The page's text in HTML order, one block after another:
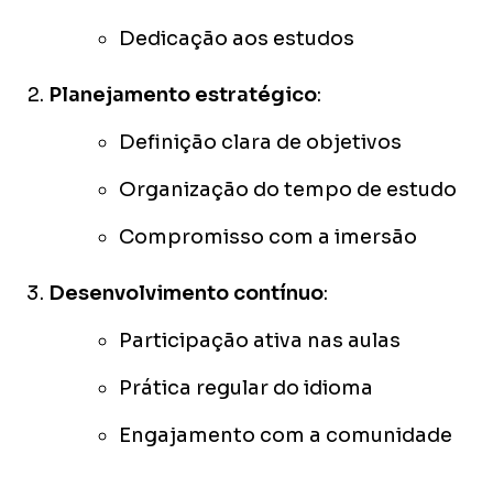
Dedicação aos estudos
Planejamento estratégico:
Definição clara de objetivos
Organização do tempo de estudo
Compromisso com a imersão
Desenvolvimento contínuo:
Participação ativa nas aulas
Prática regular do idioma
Engajamento com a comunidade